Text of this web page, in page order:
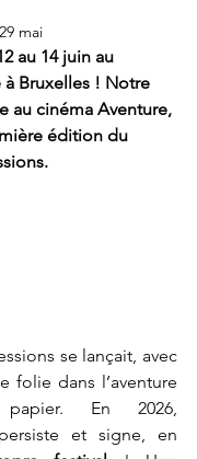
29 mai
au 14 juin au
Bruxelles ! Notre
au cinéma Aventure,
édition du
se lançait, avec
folie dans l’aventure
En 2026,
et signe, en